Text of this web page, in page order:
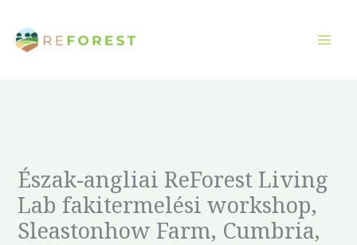
tartalomra
Észak-angliai ReForest Living
Lab fakitermelési workshop,
Sleastonhow Farm, Cumbria,